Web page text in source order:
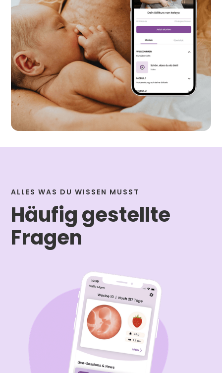
ALLES WAS DU WISSEN MUSST
Häufig gestellte
Fragen